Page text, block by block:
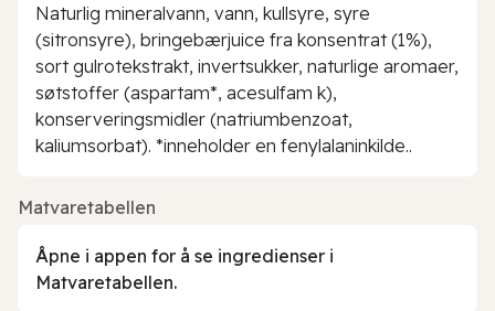
Naturlig mineralvann, vann, kullsyre, syre
(sitronsyre), bringebærjuice fra konsentrat (1%),
sort gulrotekstrakt, invertsukker, naturlige aromaer,
søtstoffer (aspartam*, acesulfam k),
konserveringsmidler (natriumbenzoat,
kaliumsorbat). *inneholder en fenylalaninkilde..
Matvaretabellen
Åpne i appen for å se ingredienser i
Matvaretabellen.